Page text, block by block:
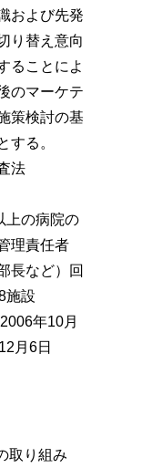
および先発
り替え意向
ることによ
のマーケテ
策検討の基
する。
法
上の病院の
理責任者
長など）回
施設
年10月
月6日
取り組み